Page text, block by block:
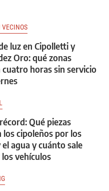
VECINOS
luz en Cipolletti y
Oro: qué zonas
horas sin servicio
Qué piezas
los cipoleños por los
el agua y cuánto sale
vehículos